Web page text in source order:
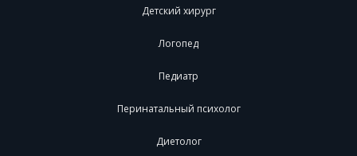
Детский хирург
Логопед
Педиатр
Перинатальный психолог
Диетолог